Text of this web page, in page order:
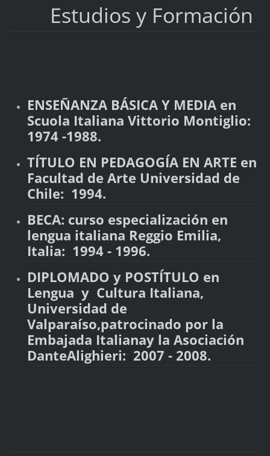
Estudios y Formación
ENSEÑANZA BÁSICA Y MEDIA en
Scuola Italiana Vittorio Montiglio:
1974 -1988.
TÍTULO EN PEDAGOGÍA EN ARTE en
Facultad de Arte Universidad de
Chile: 1994.
BECA: curso especialización en
lengua italiana Reggio Emilia,
Italia: 1994 - 1996.
DIPLOMADO y POSTÍTULO en
Lengua y Cultura Italiana,
Universidad de
Valparaíso,patrocinado por la
Embajada Italianay la Asociación
DanteAlighieri: 2007 - 2008.